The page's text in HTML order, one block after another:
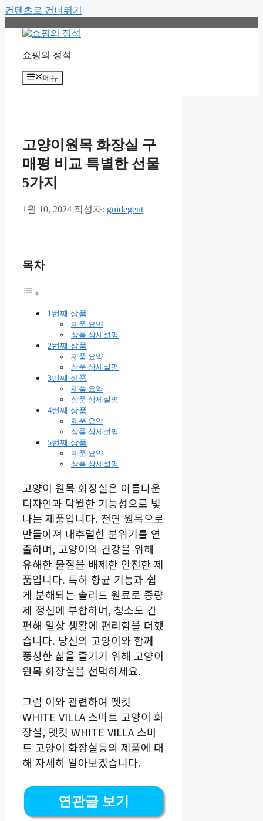
컨텐츠로 건너뛰기
쇼핑의 정석
메뉴
고양이원목 화장실 구
매평 비교 특별한 선물
5가지
1월 10, 2024 작성자: guidegent
목차
1번째 상품
제품 요약
상품 상세설명
2번째 상품
제품 요약
상품 상세설명
3번째 상품
제품 요약
상품 상세설명
4번째 상품
제품 요약
상품 상세설명
5번째 상품
제품 요약
상품 상세설명
고양이 원목 화장실은 아름다운
디자인과 탁월한 기능성으로 빛
나는 제품입니다. 천연 원목으로
만들어져 내추럴한 분위기를 연
출하며, 고양이의 건강을 위해
유해한 물질을 배제한 안전한 제
품입니다. 특히 향균 기능과 쉽
게 분해되는 솔리드 원료로 종량
제 정신에 부합하며, 청소도 간
편해 일상 생활에 편리함을 더했
습니다. 당신의 고양이와 함께
풍성한 삶을 즐기기 위해 고양이
원목 화장실을 선택하세요.
그럼 이와 관련하여 펫킷
WHITE VILLA 스마트 고양이 화
장실, 펫킷 WHITE VILLA 스마
트 고양이 화장실등의 제품에 대
해 자세히 알아보겠습니다.
연관글 보기